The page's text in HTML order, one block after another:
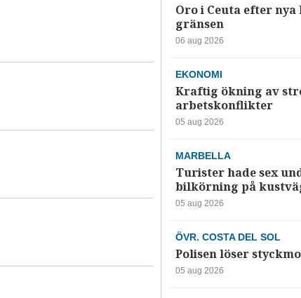
Oro i Ceuta efter
gränsen
06 aug 2026
EKONOMI
Kraftig ökning av
arbetskonflikter
05 aug 2026
MARBELLA
Turister hade sex
bilkörning på
05 aug 2026
ÖVR. COSTA DEL SOL
Polisen löser
05 aug 2026